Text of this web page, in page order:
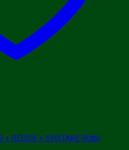
+ REISHI + SHIITAKE 90tbl